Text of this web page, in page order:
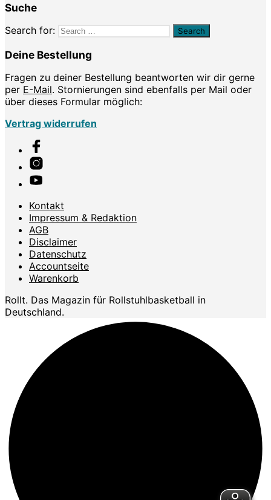
Suche
Search for:
Deine Bestellung
Fragen zu deiner Bestellung beantworten wir dir gerne
per E-Mail. Stornierungen sind ebenfalls per Mail oder
über dieses Formular möglich:
Vertrag widerrufen
Kontakt
Impressum & Redaktion
AGB
Disclaimer
Datenschutz
Accountseite
Warenkorb
Rollt. Das Magazin für Rollstuhlbasketball in
Deutschland.